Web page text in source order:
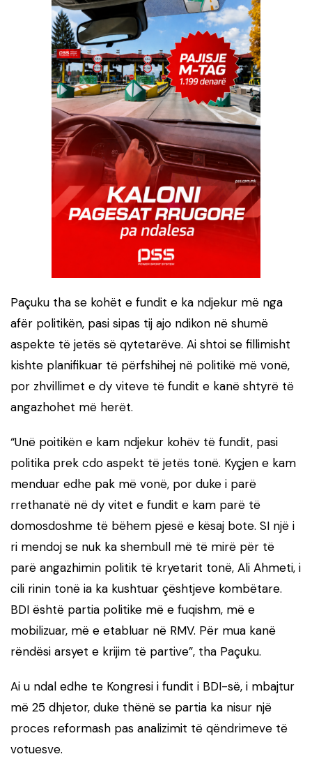
Paçuku tha se kohët e fundit e ka ndjekur më nga
afër politikën, pasi sipas tij ajo ndikon në shumë
aspekte të jetës së qytetarëve. Ai shtoi se fillimisht
kishte planifikuar të përfshihej në politikë më vonë,
por zhvillimet e dy viteve të fundit e kanë shtyrë të
angazhohet më herët.
“Unë poitikën e kam ndjekur kohëv të fundit, pasi
politika prek cdo aspekt të jetës tonë. Kyçjen e kam
menduar edhe pak më vonë, por duke i parë
rrethanatë në dy vitet e fundit e kam parë të
domosdoshme të bëhem pjesë e kësaj bote. SI një i
ri mendoj se nuk ka shembull më të mirë për të
parë angazhimin politik të kryetarit tonë, Ali Ahmeti, i
cili rinin tonë ia ka kushtuar çështjeve kombëtare.
BDI është partia politike më e fuqishm, më e
mobilizuar, më e etabluar në RMV. Për mua kanë
rëndësi arsyet e krijim të partive”, tha Paçuku.
Ai u ndal edhe te Kongresi i fundit i BDI-së, i mbajtur
më 25 dhjetor, duke thënë se partia ka nisur një
proces reformash pas analizimit të qëndrimeve të
votuesve.